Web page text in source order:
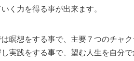
く力を得る事が出来ます。
瞑想をする事で、主要７つのチャ
実践をする事で、望む人生を自分で